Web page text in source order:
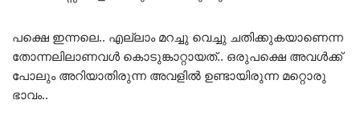
പക്ഷെ ഇന്നലെ.. എല്ലാം മറച്ചു വെച്ചു ചതിക്കുകയാണെന്ന
തോന്നലിലാണവൾ കൊടുങ്കാറ്റായത്.. ഒരുപക്ഷെ അവൾക്ക്
പോലും അറിയാതിരുന്ന അവളിൽ ഉണ്ടായിരുന്ന മറ്റൊരു
ഭാവം..